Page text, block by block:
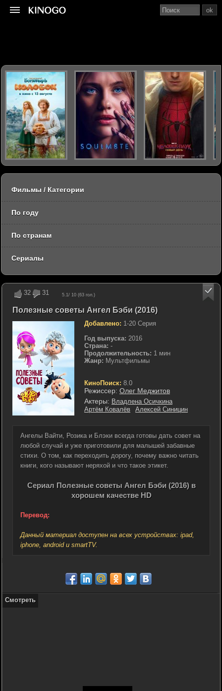
32 31 5.1 / 10 (63 гол.)
Полезные советы Ангел Бэби (2016)
Добавлено: 1-20 Серия
Год выпуска: 2016
Страна: -
Продолжительность: 1 мин
Жанр: Мультфильмы
КиноПоиск: 8.0
Режиссер: Олег Меджитов
Актеры: Владлена Осичкина
Артём Ковалёв
Алексей Синицин
Ангелы Вайти, Розика и Блэки всегда готовы дать совет на
любой случай и уже приготовили для малышей забавные
стихи. О том, как переходить дорогу, почему важно читать
книги, кого называют неряхой и что такое этикет.
Сериал Полезные советы Ангел Бэби (2016) в
хорошем качестве HD
Перевод:
Данный материал доступен на всех устройствах: ipad,
iphone, android и smartTV.
Смотреть
ok
Фильмы / Категории
По году
По странам
Сериалы